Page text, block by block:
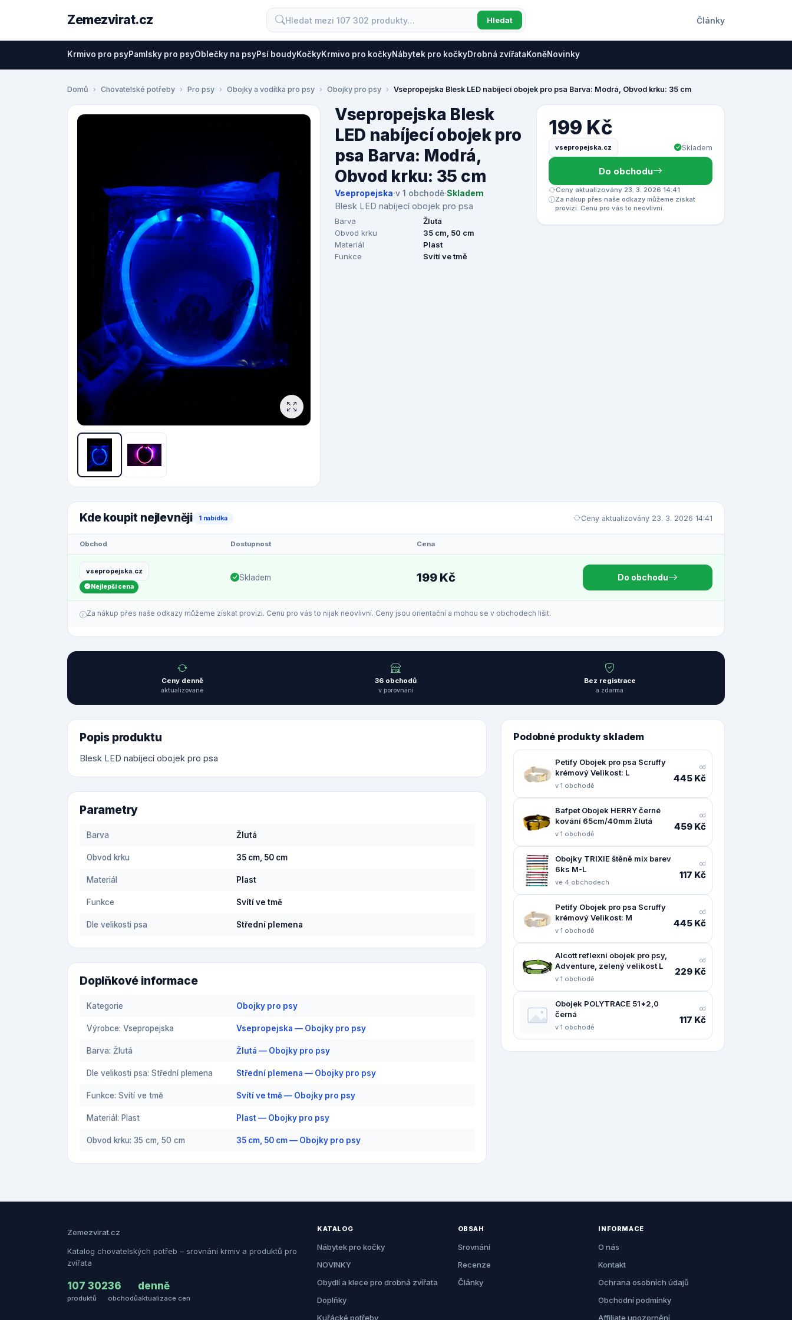
Zemezvirat.cz Hledat Články
Krmivo pro psyPamlsky pro psyOblečky na psyPsí boudyKočkyKrmivo pro kočkyNábytek pro kočkyDrobná zvířataKoněNovinky
Domů Chovatelské potřeby Pro psy Obojky a vodítka pro psy Obojky pro psy Vsepropejska Blesk LED nabíjecí obojek pro psa Barva: Modrá, Obvod krku: 35 cm
Vsepropejska Blesk
LED nabíjecí obojek pro
psa Barva: Modrá,
Obvod krku: 35 cm
Vsepropejska·v 1 obchodě·Skladem
Blesk LED nabíjecí obojek pro psa
Barva
Žlutá
Obvod krku
35 cm, 50 cm
Materiál
Plast
Funkce
Svítí ve tmě
199 Kč
vsepropejska.cz Skladem
Do obchodu
Ceny aktualizovány 23. 3. 2026 14:41
Za nákup přes naše odkazy můžeme získat
provizi. Cenu pro vás to neovlivní.
Kde koupit nejlevněji 1 nabídka Ceny aktualizovány 23. 3. 2026 14:41
Obchod Dostupnost Cena
vsepropejska.cz
Nejlepší cena
Skladem 199 Kč Do obchodu
Za nákup přes naše odkazy můžeme získat provizi. Cenu pro vás to nijak neovlivní. Ceny jsou orientační a mohou se v obchodech lišit.
Ceny denně
aktualizované
36 obchodů
v porovnání
Bez registrace
a zdarma
Popis produktu
Blesk LED nabíjecí obojek pro psa
Parametry
Barva Žlutá
Obvod krku 35 cm, 50 cm
Materiál Plast
Funkce Svítí ve tmě
Dle velikosti psa Střední plemena
Doplňkové informace
Kategorie Obojky pro psy
Výrobce: Vsepropejska Vsepropejska — Obojky pro psy
Barva: Žlutá Žlutá — Obojky pro psy
Dle velikosti psa: Střední plemena Střední plemena — Obojky pro psy
Funkce: Svítí ve tmě Svítí ve tmě — Obojky pro psy
Materiál: Plast Plast — Obojky pro psy
Obvod krku: 35 cm, 50 cm 35 cm, 50 cm — Obojky pro psy
Podobné produkty skladem
Petify Obojek pro psa Scruffy
krémový Velikost: L
v 1 obchodě
od
445 Kč
Bafpet Obojek HERRY černé
kování 65cm/40mm žlutá
v 1 obchodě
od
459 Kč
Obojky TRIXIE štěně mix barev
6ks M-L
ve 4 obchodech
od
117 Kč
Petify Obojek pro psa Scruffy
krémový Velikost: M
v 1 obchodě
od
445 Kč
Alcott reflexní obojek pro psy,
Adventure, zelený velikost L
v 1 obchodě
od
229 Kč
Obojek POLYTRACE 51*2,0
černá
v 1 obchodě
od
117 Kč
Zemezvirat.cz
Katalog chovatelských potřeb – srovnání krmiv a produktů pro
zvířata
107 302
produktů
36
obchodů
denně
aktualizace cen
KATALOG
Nábytek pro kočky
NOVINKY
Obydlí a klece pro drobná zvířata
Doplňky
Kuřácké potřeby
OBSAH
Srovnání
Recenze
Články
INFORMACE
O nás
Kontakt
Ochrana osobních údajů
Obchodní podmínky
Affiliate upozornění